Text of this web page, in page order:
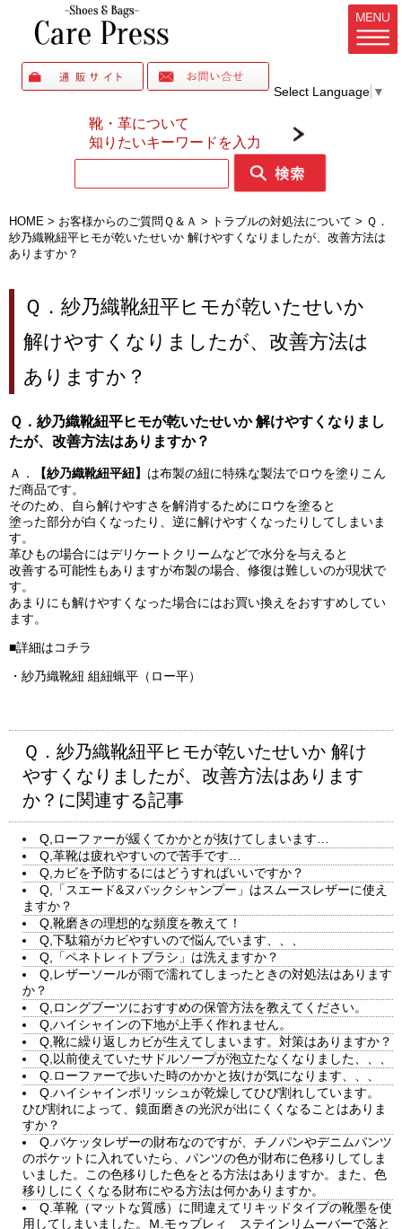
Select Language ▼
靴・革について
知りたいキーワードを入力
HOME > お客様からのご質問Ｑ＆Ａ > トラブルの対処法について > Ｑ．
紗乃織靴紐平ヒモが乾いたせいか 解けやすくなりましたが、改善方法は
ありますか？
Ｑ．紗乃織靴紐平ヒモが乾いたせいか
解けやすくなりましたが、改善方法は
ありますか？
Ｑ．紗乃織靴紐平ヒモが乾いたせいか 解けやすくなりまし
たが、改善方法はありますか？
Ａ． 【紗乃織靴紐平紐】 は布製の紐に特殊な製法でロウを塗りこん
だ商品です。
そのため、自ら解けやすさを解消するためにロウを塗ると
塗った部分が白くなったり、逆に解けやすくなったりしてしまいま
す。
革ひもの場合にはデリケートクリームなどで水分を与えると
改善する可能性もありますが布製の場合、修復は難しいのが現状で
す。
あまりにも解けやすくなった場合にはお買い換えをおすすめしてい
ます。
■詳細はコチラ
・ 紗乃織靴紐 組紐蝋平（ロー平）
Ｑ．紗乃織靴紐平ヒモが乾いたせいか 解け
やすくなりましたが、改善方法はあります
か？に関連する記事
Q,ローファーが緩くてかかとが抜けてしまいます…
Q,革靴は疲れやすいので苦手です…
Q,カビを予防するにはどうすればいいですか？
Q,「スエード&ヌバックシャンプー」はスムースレザーに使え
ますか？
Q,靴磨きの理想的な頻度を教えて！
Q,下駄箱がカビやすいので悩んでいます、、、
Q,「ペネトレィトブラシ」は洗えますか？
Q,レザーソールが雨で濡れてしまったときの対処法はあります
か？
Q,ロングブーツにおすすめの保管方法を教えてください。
Q,ハイシャインの下地が上手く作れません。
Q,靴に繰り返しカビが生えてしまいます。対策はありますか？
Q,以前使えていたサドルソープが泡立たなくなりました、、、
Q.ローファーで歩いた時のかかと抜けが気になります、、、
Q.ハイシャインポリッシュが乾燥してひび割れしています。
ひび割れによって、鏡面磨きの光沢が出にくくなることはありま
すか？
Q.バケッタレザーの財布なのですが、チノパンやデニムパンツ
のポケットに入れていたら、パンツの色が財布に色移りしてしま
いました。この色移りした色をとる方法はありますか。また、色
移りしにくくなる財布にやる方法は何かありますか。
Q.革靴（マットな質感）に間違えてリキッドタイプの靴墨を使
用してしまいました。Ｍ.モゥブレィ ステインリムーバーで落と